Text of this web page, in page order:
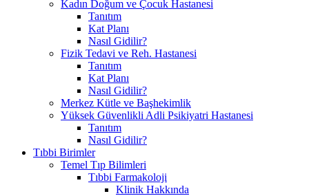
Kadın Doğum ve Çocuk Hastanesi
Tanıtım
Kat Planı
Nasıl Gidilir?
Fizik Tedavi ve Reh. Hastanesi
Tanıtım
Kat Planı
Nasıl Gidilir?
Merkez Kütle ve Başhekimlik
Yüksek Güvenlikli Adli Psikiyatri Hastanesi
Tanıtım
Nasıl Gidilir?
Tıbbi Birimler
Temel Tıp Bilimleri
Tıbbi Farmakoloji
Klinik Hakkında